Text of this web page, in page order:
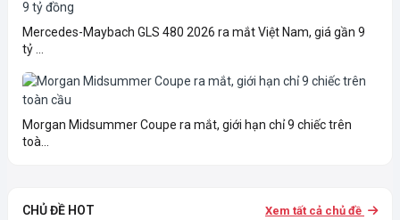
Mercedes-Maybach GLS 480 2026 ra mắt Việt Nam, giá gần 9
tỷ ...
Morgan Midsummer Coupe ra mắt, giới hạn chỉ 9 chiếc trên
toà...
CHỦ ĐỀ HOT Xem tất cả chủ đề